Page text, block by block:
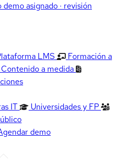
asignado · revisión
LMS
Formación a
Contenido a medida
IT
Universidades y FP
demo